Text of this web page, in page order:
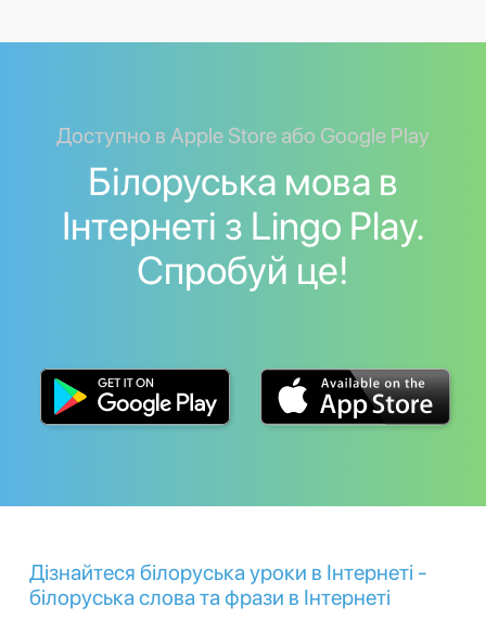
Доступно в Apple Store або Google Play
Білоруська мова в
Інтернеті з Lingo Play.
Спробуй це!
Дізнайтеся білоруська уроки в Інтернеті -
білоруська слова та фрази в Інтернеті